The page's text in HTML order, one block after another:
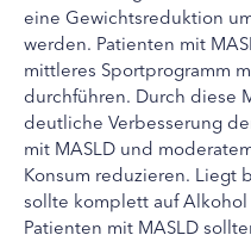
eine Gewichtsreduktion
werden. Patienten mit
mittleres Sportprogramm
durchführen. Durch diese
deutliche Verbesserung
mit MASLD und
Konsum reduzieren. Liegt
sollte komplett auf
Patienten mit MASLD